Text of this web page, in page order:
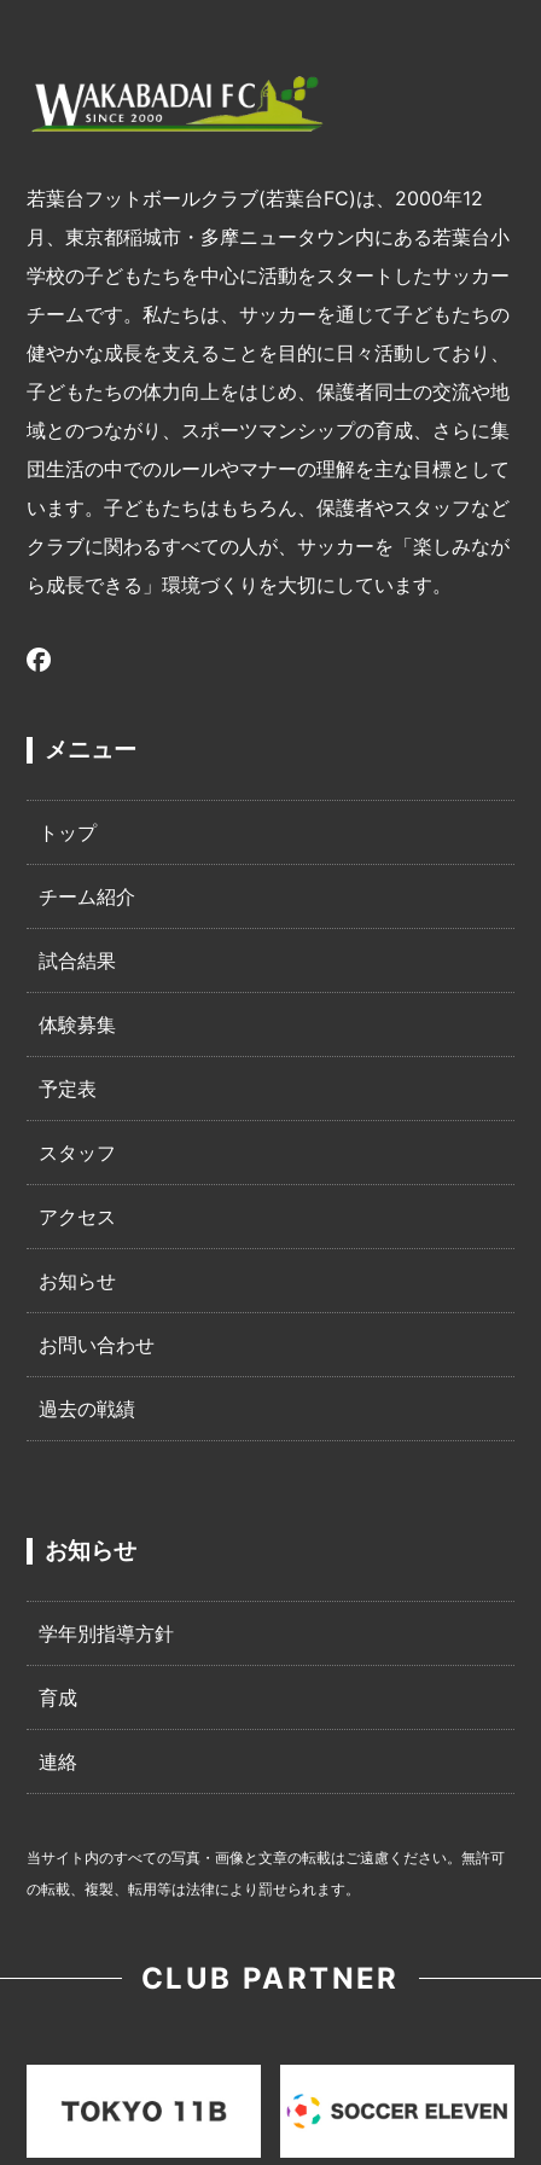
若葉台フットボールクラブ(若葉台FC)は、2000年12
月、東京都稲城市・多摩ニュータウン内にある若葉台小
学校の子どもたちを中心に活動をスタートしたサッカー
チームです。私たちは、サッカーを通じて子どもたちの
健やかな成長を支えることを目的に日々活動しており、
子どもたちの体力向上をはじめ、保護者同士の交流や地
域とのつながり、スポーツマンシップの育成、さらに集
団生活の中でのルールやマナーの理解を主な目標として
います。子どもたちはもちろん、保護者やスタッフなど
クラブに関わるすべての人が、サッカーを「楽しみなが
ら成長できる」環境づくりを大切にしています。
メニュー
トップ
チーム紹介
試合結果
体験募集
予定表
スタッフ
アクセス
お知らせ
お問い合わせ
過去の戦績
お知らせ
学年別指導方針
育成
連絡
当サイト内のすべての写真・画像と文章の転載はご遠慮ください。無許可
の転載、複製、転用等は法律により罰せられます。
CLUB PARTNER